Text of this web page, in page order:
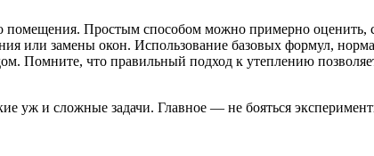
Простым способом можно примерно оценить,
или замены окон. Использование базовых формул,
Помните, что правильный подход к утеплению
уж и сложные задачи. Главное — не бояться